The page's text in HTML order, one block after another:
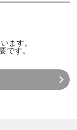
ます。
です。